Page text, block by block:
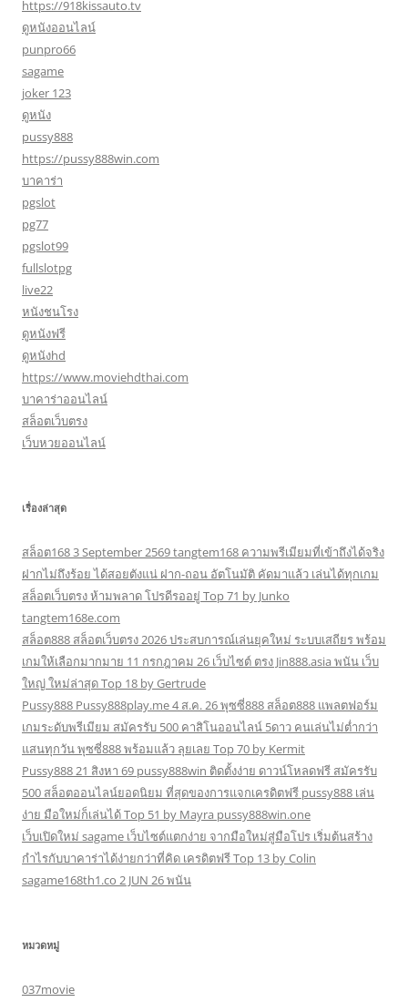
https://918kissauto.tv
ดูหนังออนไลน์
punpro66
sagame
joker 123
ดูหนัง
pussy888
https://pussy888win.com
บาคาร่า
pgslot
pg77
pgslot99
fullslotpg
live22
หนังชนโรง
ดูหนังฟรี
ดูหนังhd
https://www.moviehdthai.com
บาคาร่าออนไลน์
สล็อตเว็บตรง
เว็บหวยออนไลน์
เรื่องล่าสุด
สล็อต168 3 September 2569 tangtem168 ความพรีเมียมที่เข้าถึงได้จริง
ฝากไม่ถึงร้อย ได้สอยตังแน่ ฝาก-ถอน อัตโนมัติ คัดมาแล้ว เล่นได้ทุกเกม
สล็อตเว็บตรง ห้ามพลาด โปรดีรออยู่ Top 71 by Junko
tangtem168e.com
สล็อต888 สล็อตเว็บตรง 2026 ประสบการณ์เล่นยุคใหม่ ระบบเสถียร พร้อม
เกมให้เลือกมากมาย 11 กรกฎาคม 26 เว็บไซต์ ตรง Jin888.asia พนัน เว็บ
ใหญ่ ใหม่ล่าสุด Top 18 by Gertrude
Pussy888 Pussy888play.me 4 ส.ค. 26 พุซซี่888 สล็อต888 แพลตฟอร์ม
เกมระดับพรีเมียม สมัครรับ 500 คาสิโนออนไลน์ 5ดาว คนเล่นไม่ต่ำกว่า
แสนทุกวัน พุซซี่888 พร้อมแล้ว ลุยเลย Top 70 by Kermit
Pussy888 21 สิงหา 69 pussy888win ติดตั้งง่าย ดาวน์โหลดฟรี สมัครรับ
500 สล็อตออนไลน์ยอดนิยม ที่สุดของการแจกเครดิตฟรี pussy888 เล่น
ง่าย มือใหม่ก็เล่นได้ Top 51 by Mayra pussy888win.one
เว็บเปิดใหม่ sagame เว็บไซต์แตกง่าย จากมือใหม่สู่มือโปร เริ่มต้นสร้าง
กำไรกับบาคาร่าได้ง่ายกว่าที่คิด เครดิตฟรี Top 13 by Colin
sagame168th1.co 2 JUN 26 พนัน
หมวดหมู่
037movie